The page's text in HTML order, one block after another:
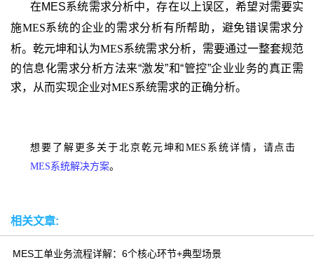
在MES系统需求分析中，存在以上误区，希望对需要实
施MES系统的企业的需求分析有所帮助，避免错误需求分
析。乾元坤和认为MES系统需求分析，需要通过一整套规范
的信息化需求分析方法来“激发”和“管控”企业业务的真正需
求，从而实现企业对MES系统需求的正确分析。
想要了解更多关于北京乾元坤和MES系统详情，请点击
MES系统解决方案。
相关文章:
MES工单业务流程详解：6个核心环节+典型场景